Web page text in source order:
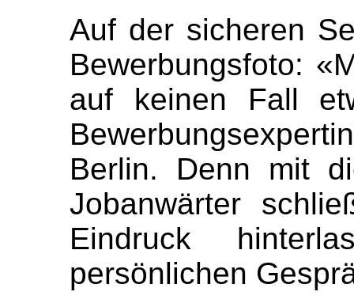
Auf der sicheren
Bewerbungsfoto:
auf keinen Fall
Berlin. Denn mit
Jobanwärter
Eindruck
persönlichen